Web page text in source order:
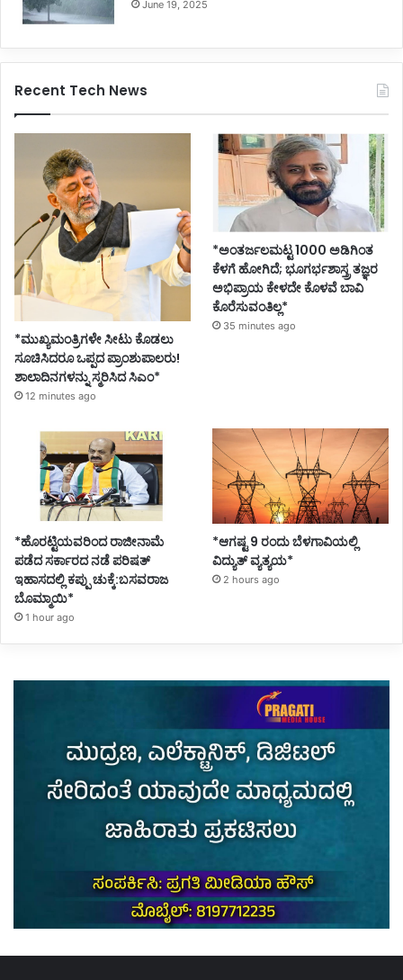
June 19, 2025
Recent Tech News
*ಮುಖ್ಯಮಂತ್ರಿಗಳೇ ಸೀಟು ಕೊಡಲು
ಸೂಚಿಸಿದರೂ ಒಪ್ಪದ ಪ್ರಾಂಶುಪಾಲರು!
ಶಾಲಾದಿನಗಳನ್ನು ಸ್ಮರಿಸಿದ ಸಿಎಂ*
12 minutes ago
*ಅಂತರ್ಜಲಮಟ್ಟ 1000 ಅಡಿಗಿಂತ
ಕೆಳಗೆ ಹೋಗಿದೆ; ಭೂಗರ್ಭಶಾಸ್ತ್ರ ತಜ್ಞರ
ಅಭಿಪ್ರಾಯ ಕೇಳದೇ ಕೊಳವೆ ಬಾವಿ
ಕೊರೆಸುವಂತಿಲ್ಲ*
35 minutes ago
*ಹೊರಟ್ಟಿಯವರಿಂದ ರಾಜೀನಾಮೆ
ಪಡೆದ ಸರ್ಕಾರದ ನಡೆ ಪರಿಷತ್
ಇಹಾಸದಲ್ಲಿ ಕಪ್ಪು ಚುಕ್ಕೆ:ಬಸವರಾಜ
ಬೊಮ್ಮಾಯಿ*
1 hour ago
*ಆಗಷ್ಟ 9 ರಂದು ಬೆಳಗಾವಿಯಲ್ಲಿ
ವಿದ್ಯುತ್ ವ್ಯತ್ಯಯ*
2 hours ago